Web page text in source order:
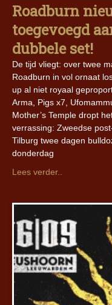
Roadburn
toegevoegd
dubbele set!
De tijd vliegt: over twee
Roadburn in vol ornaat
up al niet royaal
Arma, Pigs x7,
Mother’s Temple dropt
verrassing: Zweedse
Tilburg twee dagen
donderdag
Lees verder..